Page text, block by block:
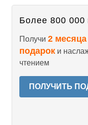
Более 800 000
Получи 2
подарок и
чтением
ПОЛУЧИТЬ